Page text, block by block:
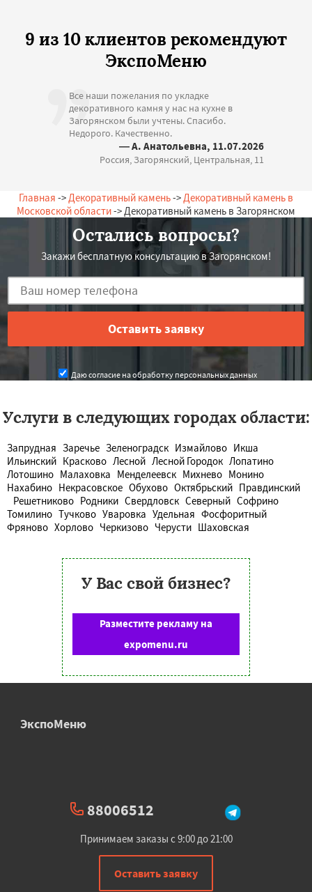
9 из 10 клиентов рекомендуют
ЭкспоМеню
Все наши пожелания по укладке
декоративного камня у нас на кухне в
Загорянском были учтены. Спасибо.
Недорого. Качественно.
— А. Анатольевна, 11.07.2026
Россия, Загорянский, Центральная, 11
Главная -> Декоративный камень-> Декоративный камень в
Московской области-> Декоративный камень в Загорянском
Остались вопросы?
Закажи бесплатную консультацию в Загорянском!
Даю согласие на обработку персональных данных
Услуги в следующих городах области:
Запрудная Заречье Зеленоградск Измайлово Икша
Ильинский Красково Лесной Лесной Городок Лопатино
Лотошино Малаховка Менделеевск Михнево Монино
Нахабино Некрасовское Обухово Октябрьский Правдинский
Решетниково Родники Свердловск Северный Софрино
Томилино Тучково Уваровка Удельная Фосфоритный
Фряново Хорлово Черкизово Черусти Шаховская
У Вас свой бизнес?
Разместите рекламу на
expomenu.ru
ЭкспоМеню
88006512
Принимаем заказы с 9:00 до 21:00
Оставить заявку